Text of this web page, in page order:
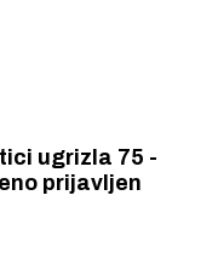
ugrizla 75 -
prijavljen